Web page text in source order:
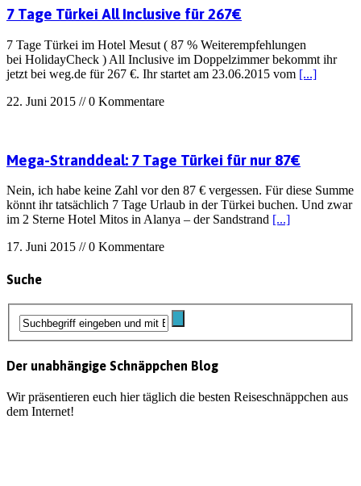
7 Tage Türkei All Inclusive für 267€
7 Tage Türkei im Hotel Mesut ( 87 % Weiterempfehlungen
bei HolidayCheck ) All Inclusive im Doppelzimmer bekommt ihr
jetzt bei weg.de für 267 €. Ihr startet am 23.06.2015 vom [...]
22. Juni 2015 // 0 Kommentare
Mega-Stranddeal: 7 Tage Türkei für nur 87€
Nein, ich habe keine Zahl vor den 87 € vergessen. Für diese Summe
könnt ihr tatsächlich 7 Tage Urlaub in der Türkei buchen. Und zwar
im 2 Sterne Hotel Mitos in Alanya – der Sandstrand [...]
17. Juni 2015 // 0 Kommentare
Suche
Der unabhängige Schnäppchen Blog
Wir präsentieren euch hier täglich die besten Reiseschnäppchen aus
dem Internet!